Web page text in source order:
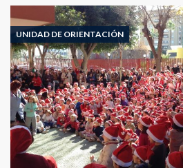
CIENTÍFICO
EN
L.S.E.
UNIDAD DE ORIENTACIÓN